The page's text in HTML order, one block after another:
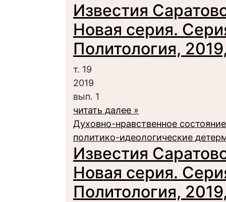
Известия
Новая серия.
Политология,
т. 19
2019
вып. 1
читать далее »
Духовно-нравственное
политико-идеологические
Известия
Новая серия.
Политология,